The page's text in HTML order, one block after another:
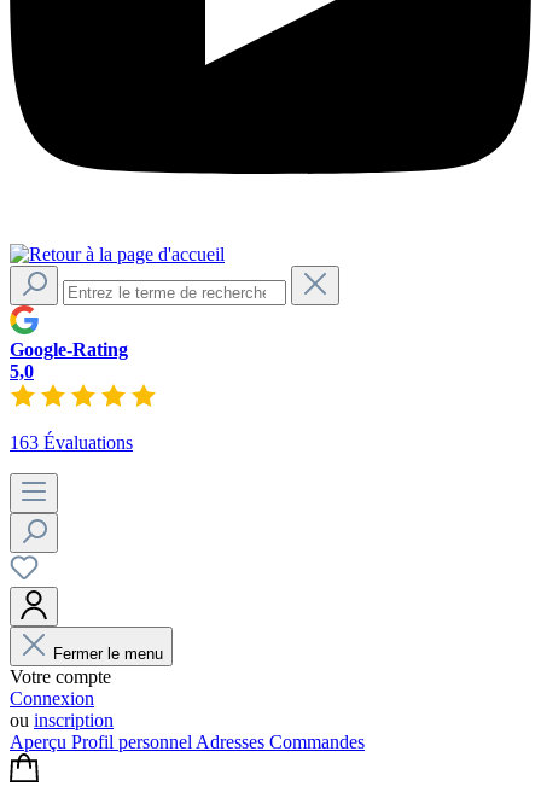
Google-Rating
5,0
163 Évaluations
Fermer le menu
Votre compte
Connexion
ou inscription
Aperçu Profil personnel Adresses Commandes